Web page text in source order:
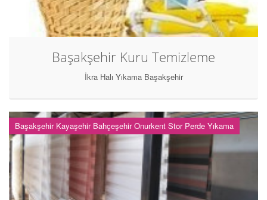
Başakşehir Kuru Temizleme
İkra Halı Yıkama Başakşehir
Başakşehir Kayaşehir Bahçeşehir Onurkent Stor Perde Yıkama